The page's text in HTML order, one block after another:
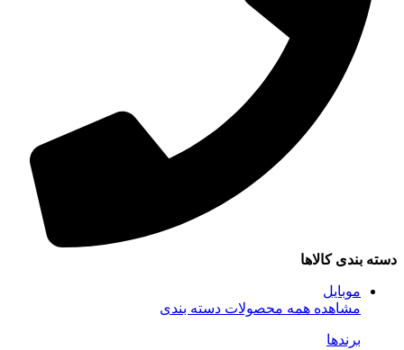
بندی کالاها
موبایل
مشاهده همه محصولات دسته بندی
برندها